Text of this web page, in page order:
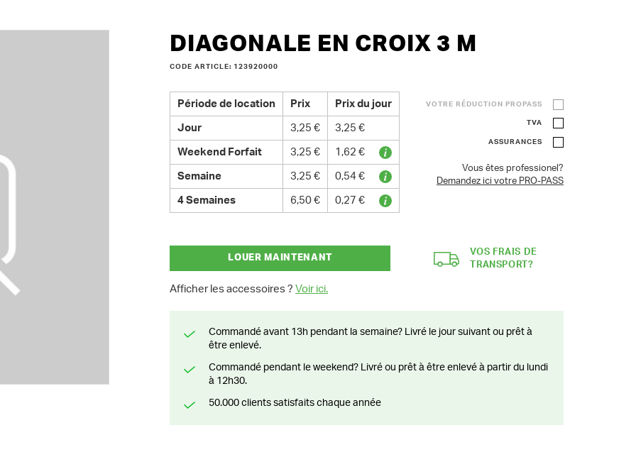
DIAGONALE EN CROIX 3 M
CODE ARTICLE: 123920000
Période de location Prix Prix du jour
Jour 3,25 € 3,25 €
Weekend Forfait 3,25 € 1,62 €
Semaine 3,25 € 0,54 €
4 Semaines 6,50 € 0,27 €
VOTRE RÉDUCTION PROPASS
TVA
ASSURANCES
Vous êtes professionel?
Demandez ici votre PRO-PASS
LOUER MAINTENANT
Afficher les accessoires ? Voir ici.
VOS FRAIS DE
TRANSPORT?
Commandé avant 13h pendant la semaine? Livré le jour suivant ou prêt à
être enlevé.
Commandé pendant le weekend? Livré ou prêt à être enlevé à partir du lundi
à 12h30.
50.000 clients satisfaits chaque année